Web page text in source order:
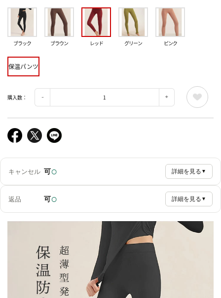
ブラック ブラウン レッド グリーン ピンク
保温パンツ
購入数：
キャンセル 可○ 詳細を見る ▼
返品 可○ 詳細を見る ▼